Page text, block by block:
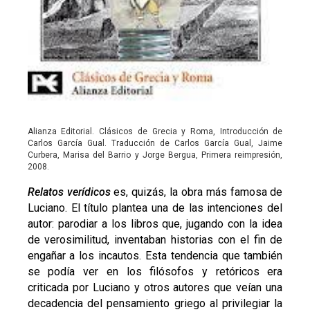
Alianza Editorial. Clásicos de Grecia y Roma, Introducción de
Carlos García Gual. Traducción de Carlos García Gual, Jaime
Curbera, Marisa del Barrio y Jorge Bergua, Primera reimpresión,
2008.
Relatos verídicoses, quizás, la obra más famosa de
Luciano. El título plantea una de las intenciones del
autor: parodiar a los libros que, jugando con la idea
de verosimilitud, inventaban historias con el fin de
engañar a los incautos. Esta tendencia que también
se podía ver en los filósofos y retóricos era
criticada por Luciano y otros autores que veían una
decadencia del pensamiento griego al privilegiar la